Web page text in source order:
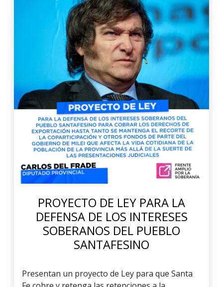
PROYECTO DE LEY PARA LA
DEFENSA DE LOS INTERESES
SOBERANOS DEL PUEBLO
SANTAFESINO
Presentan un proyecto de Ley para que Santa